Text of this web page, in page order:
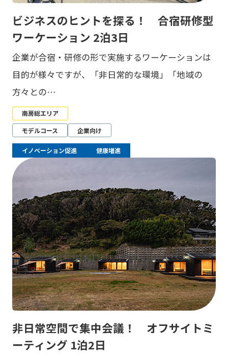
ビジネスのヒントを探る！ 合宿研修型
ワーケーション 2泊3日
企業が合宿・研修の形で実施するワーケーションは
目的が様々ですが、「非日常的な環境」「地域の
方々との…
南房総エリア
モデルコース
企業向け
イノベーション促進 健康増進
非日常空間で集中会議！ オフサイトミ
ーティング 1泊2日